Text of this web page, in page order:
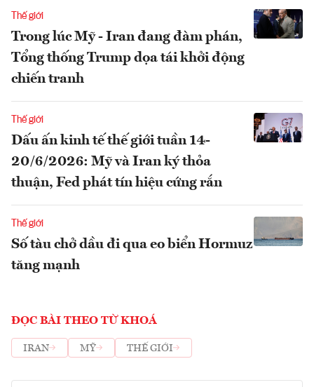
Thế giới
Trong lúc Mỹ - Iran đang đàm phán,
Tổng thống Trump dọa tái khởi động
chiến tranh
Thế giới
Dấu ấn kinh tế thế giới tuần 14-
20/6/2026: Mỹ và Iran ký thỏa
thuận, Fed phát tín hiệu cứng rắn
Thế giới
Số tàu chở dầu đi qua eo biển Hormuz
tăng mạnh
ĐỌC BÀI THEO TỪ KHOÁ
IRAN MỸ THẾ GIỚI